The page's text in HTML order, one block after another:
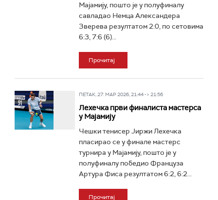
Мајамију, пошто је у полуфиналу
савладао Немца Александера
Зверева резултатом 2:0, по сетовима
6:3, 7:6 (6)...
Прочитај
ПЕТАК, 27. МАР 2026, 21:44 -> 21:56
Лехечка први финалиста мастерса
у Мајамију
Чешки тенисер Јиржи Лехечка
пласирао се у финале мастерс
турнира у Мајамију, пошто је у
полуфиналу победио Француза
Артура Фиса резултатом 6:2, 6:2...
Прочитај